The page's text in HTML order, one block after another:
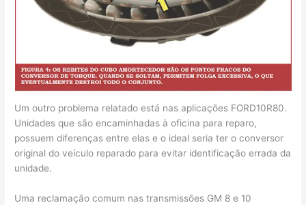
Um outro problema relatado está nas aplicações FORD10R80.
Unidades que são encaminhadas à oficina para reparo,
possuem diferenças entre elas e o ideal seria ter o conversor
original do veículo reparado para evitar identificação errada da
unidade.
Uma reclamação comum nas transmissões GM 8 e 10